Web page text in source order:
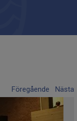
Föregående Nästa